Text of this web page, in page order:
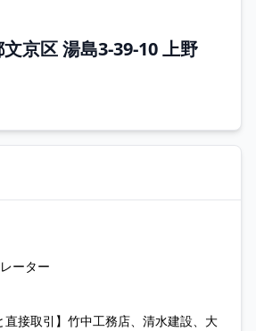
京区 湯島3-39-10 上野
ーター
接取引】竹中工務店、清水建設、大